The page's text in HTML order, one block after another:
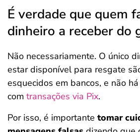
É verdade que quem
dinheiro a receber do
Não necessariamente. O único
estar disponível para resgate
esquecidos em bancos, e não
com transações via Pix.
Por isso, é importante tomar